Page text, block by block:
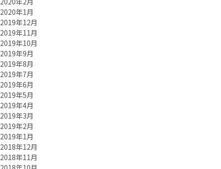
2020年1月
2019年12月
2019年11月
2019年10月
2019年9月
2019年8月
2019年7月
2019年6月
2019年5月
2019年4月
2019年3月
2019年2月
2019年1月
2018年12月
2018年11月